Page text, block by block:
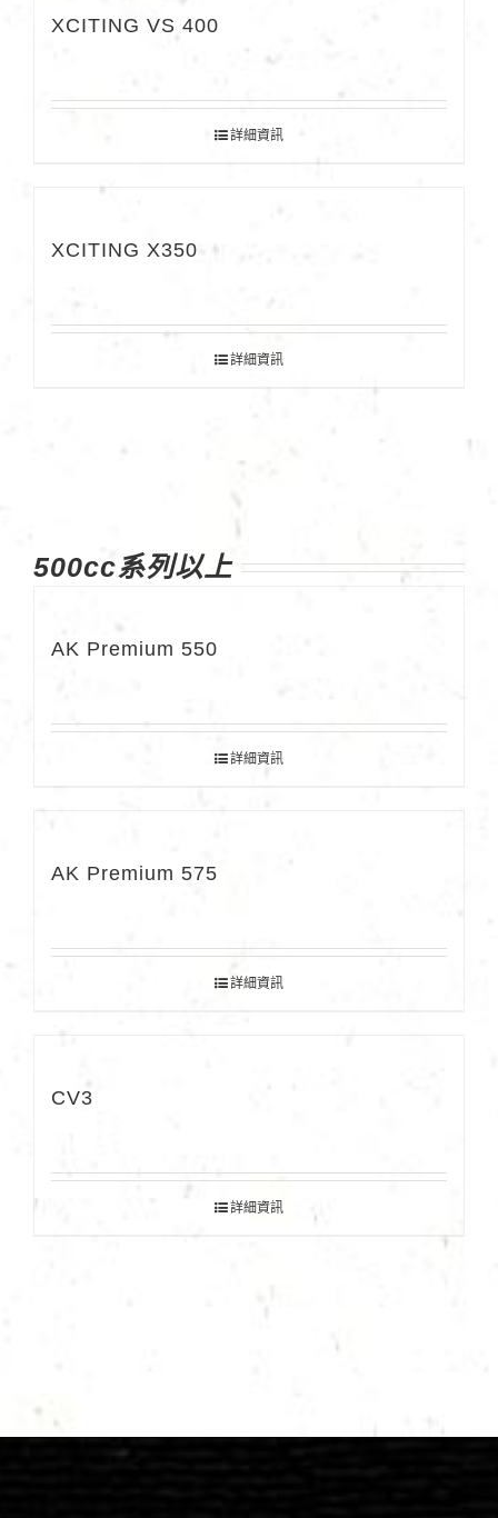
XCITING VS 400
詳細資訊
XCITING X350
詳細資訊
500cc系列以上
AK Premium 550
詳細資訊
AK Premium 575
詳細資訊
CV3
詳細資訊